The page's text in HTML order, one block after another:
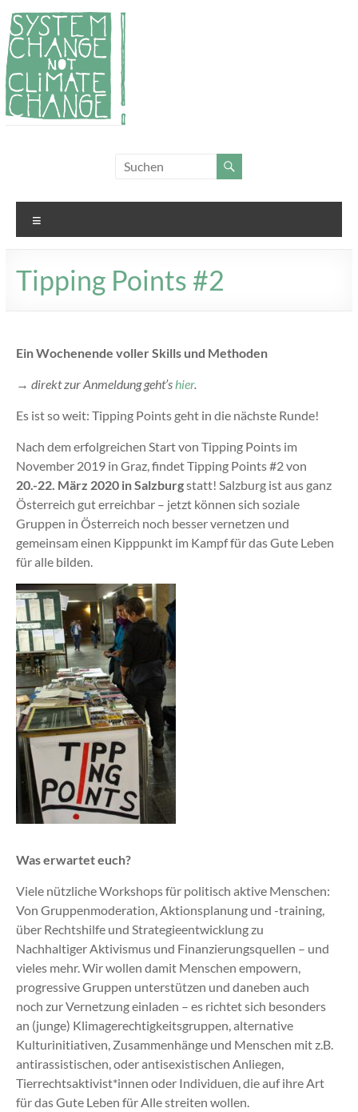
Zum
Inhalt
springen
Change!
Tipping Points #2
Ein Wochenende voller Skills und Methoden
→ direkt zur Anmeldung geht’s hier.
Es ist so weit: Tipping Points geht in die nächste Runde!
Nach dem erfolgreichen Start von Tipping Points im
November 2019 in Graz, findet Tipping Points #2 von
20.-22. März 2020 in Salzburgstatt! Salzburg ist aus ganz
Österreich gut erreichbar – jetzt können sich soziale
Gruppen in Österreich noch besser vernetzen und
gemeinsam einen Kipppunkt im Kampf für das Gute Leben
für alle bilden.
Was erwartet euch?
Viele nützliche Workshops für politisch aktive Menschen:
Von Gruppenmoderation, Aktionsplanung und -training,
über Rechtshilfe und Strategieentwicklung zu
Nachhaltiger Aktivismus und Finanzierungsquellen – und
vieles mehr. Wir wollen damit Menschen empowern,
progressive Gruppen unterstützen und daneben auch
noch zur Vernetzung einladen – es richtet sich besonders
an (junge) Klimagerechtigkeitsgruppen, alternative
Kulturinitiativen, Zusammenhänge und Menschen mit z.B.
antirassistischen, oder antisexistischen Anliegen,
Tierrechtsaktivist*innen oder Individuen, die auf ihre Art
für das Gute Leben für Alle streiten wollen.